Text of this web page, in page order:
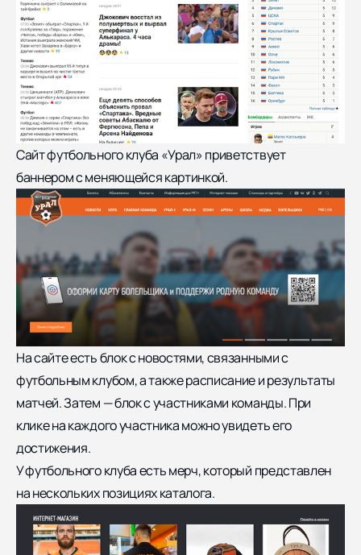
Сайтфутбольного клуба «Урал»приветствует
баннером с меняющейся картинкой.
На сайте есть блок с новостями, связанными с
футбольным клубом, а также расписание и результаты
матчей. Затем — блок с участниками команды. При
клике на каждого участника можно увидеть его
достижения.
У футбольного клуба есть мерч, который представлен
на нескольких позициях каталога.